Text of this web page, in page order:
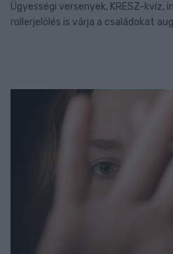
Ügyességi versenyek, KRESZ-kvíz,
rollerjelölés is várja a családokat